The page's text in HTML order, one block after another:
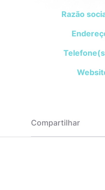
Razão
Compartilhar